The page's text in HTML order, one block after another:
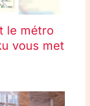
le métro
vous met